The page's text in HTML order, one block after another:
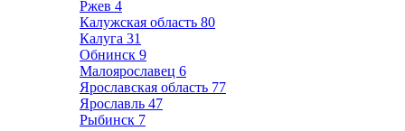
Ржев 4
Калужская область 80
Калуга 31
Обнинск 9
Малоярославец 6
Ярославская область 77
Ярославль 47
Рыбинск 7